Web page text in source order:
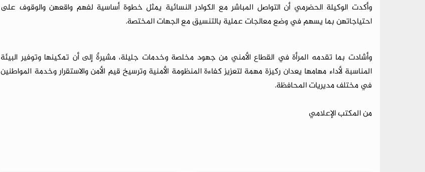
وأكدت الوكيلة الحضرمي أن التواصل المباشر مع الكوادر النسائية يمثل خطوة أساسية لفهم واقعهن والوقوف على
احتياجاتهن بما يسهم في وضع معالجات عملية بالتنسيق مع الجهات المختصة.
وأشادت بما تقدمه المرأة في القطاع الأمني من جهود مخلصة وخدمات جليلة، مشيرةً إلى أن تمكينها وتوفير البيئة
المناسبة لأداء مهامها يعدان ركيزة مهمة لتعزيز كفاءة المنظومة الأمنية وترسيخ قيم الأمن والاستقرار وخدمة المواطنين
في مختلف مديريات المحافظة.
من المكتب الإعلامي